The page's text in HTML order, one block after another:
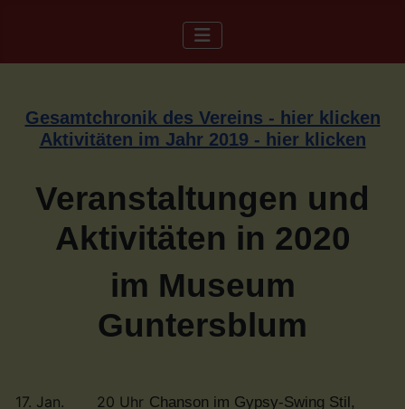
Gesamtchronik des Vereins - hier klicken
Aktivitäten im Jahr 2019 - hier klicken
Veranstaltungen und
Aktivitäten in 2020
im Museum
Guntersblum
17. Jan.
20 Uhr Chanson im Gypsy-Swing Stil,